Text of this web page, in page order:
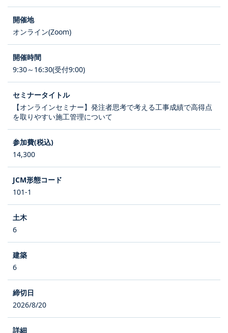
オンライン(Zoom)
9:30～16:30(受付9:00)
【オンラインセミナー】発注者思考で考える工事成績で高得点
を取りやすい施工管理について
14,300
101-1
6
6
2026/8/20